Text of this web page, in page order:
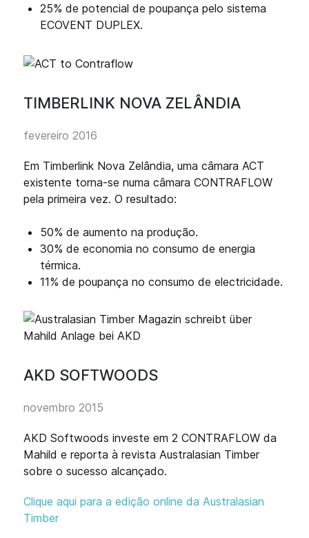
25% de potencial de poupança pelo sistema
ECOVENT DUPLEX.
TIMBERLINK NOVA ZELÂNDIA
fevereiro 2016
Em Timberlink Nova Zelândia, uma câmara ACT
existente torna-se numa câmara CONTRAFLOW
pela primeira vez. O resultado:
50% de aumento na produção.
30% de economia no consumo de energia
térmica.
11% de poupança no consumo de electricidade.
AKD SOFTWOODS
novembro 2015
AKD Softwoods investe em 2 CONTRAFLOW da
Mahild e reporta à revista Australasian Timber
sobre o sucesso alcançado.
Clique aqui para a edição online da Australasian
Timber